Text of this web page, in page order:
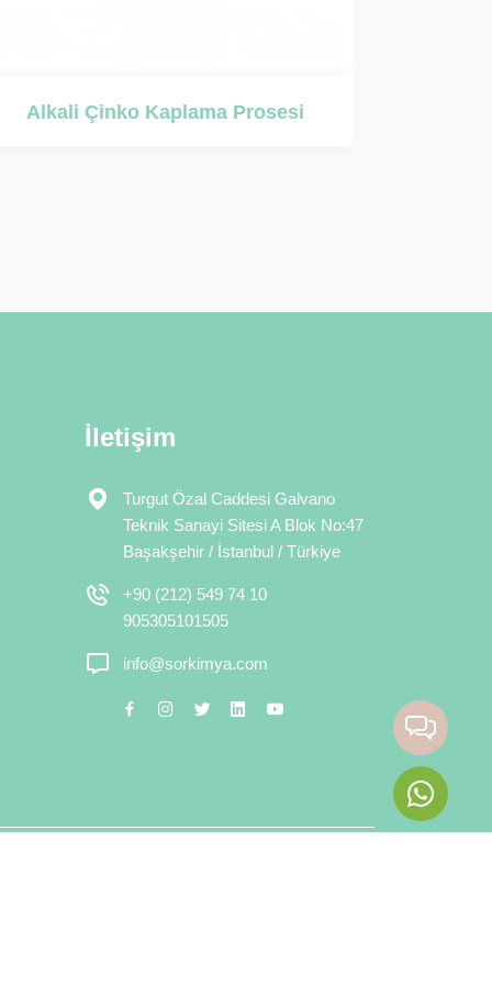
Alkali Çinko – Nikel Kaplama Prosesi
İletişim
Turgut Özal Caddesi Galvano
Teknik Sanayi Sitesi A Blok No:47
Başakşehir / İstanbul / Türkiye
+90 (212) 549 74 10
905305101505
info@sorkimya.com